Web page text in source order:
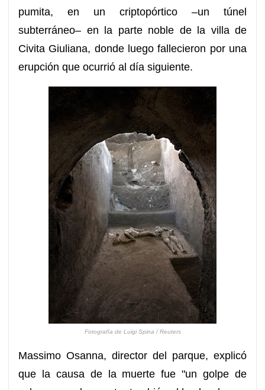
pumita, en un criptopórtico –un túnel
subterráneo– en la parte noble de la villa de
Civita Giuliana, donde luego fallecieron por una
erupción que ocurrió al día siguiente.
Fotografía de Luigi Spina / Reuters
Massimo Osanna, director del parque, explicó
que la causa de la muerte fue "un golpe de